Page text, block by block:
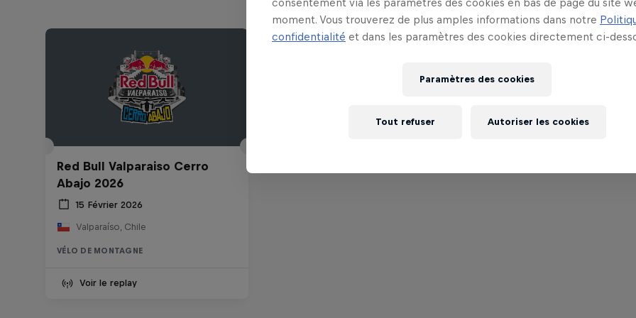
Red Bull Valparaiso Cerro
Abajo 2026
15 Février 2026
Valparaíso, Chile
VÉLO DE MONTAGNE
Voir le replay
moment. Vous trouverez de plus amples informations dans notre
confidentialité et dans les paramètres des cookies directement ci-
Paramètres des cookies
Tout refuser Autoriser les cookies